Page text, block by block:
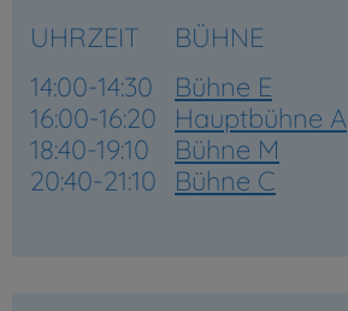
UHRZEIT
BÜHNE
14:00-14:30
Bühne E
16:00-16:20
Hauptbühne A
18:40-19:10
Bühne M
20:40-21:10
Bühne C